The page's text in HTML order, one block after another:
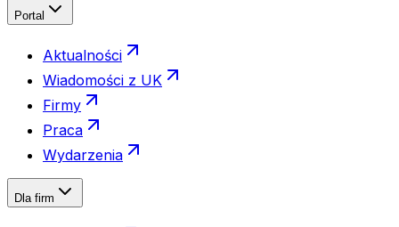
Portal
Aktualności
Wiadomości z UK
Firmy
Praca
Wydarzenia
Dla firm